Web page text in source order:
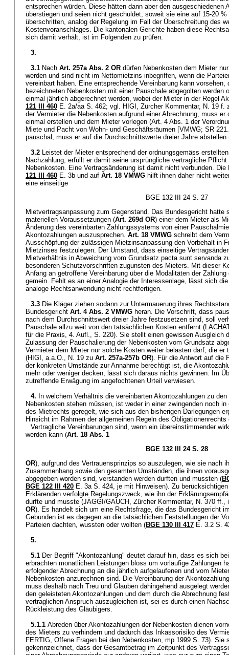
entsprechen würden. Diese hätten dann aber den ausgeschiedenen
überstiegen und seien nicht geschuldet, soweit sie eine auf 15-20
überschritten, analog der Regelung im Fall der Überschreitung des
Kostenvoranschlages. Die kantonalen Gerichte haben diese
sich damit verhält, ist im Folgenden zu prüfen.
3.
3.1 Nach Art. 257a Abs. 2 OR dürfen Nebenkosten dem Mieter
werden und sind nicht im Nettomietzins inbegriffen, wenn die
vereinbart haben. Eine entsprechende Vereinbarung kann
bezeichneten Nebenkosten mit einer Pauschale abgegolten werden
einmal jährlich abgerechnet werden, wobei der Mieter in der Regel
121 III 460 E. 2a/aa S. 462; vgl. HIGI, Zürcher Kommentar, N. 19 f.
der Vermieter die Nebenkosten aufgrund einer Abrechnung, muss
einmal erstellen und dem Mieter vorlegen (Art. 4 Abs. 1 der
Miete und Pacht von Wohn- und Geschäftsräumen [VMWG; SR
pauschal, muss er auf die Durchschnittswerte dreier Jahre abstellen
3.2 Leistet der Mieter entsprechend der ordnungsgemäss
Nachzahlung, erfüllt er damit seine ursprüngliche vertragliche Pflicht
Nebenkosten. Eine Vertragsänderung ist damit nicht verbunden.
121 III 460 E. 3b und auf Art. 18 VMWG hilft ihnen daher nicht
eine einseitige
BGE 132 III 24 S. 27
Mietvertragsanpassung zum Gegenstand. Das Bundesgericht hatte
materiellen Voraussetzungen (Art. 269d OR) einer dem Mieter als
Änderung des vereinbarten Zahlungssystems von einer
Akontozahlungen auszusprechen. Art. 18 VMWG schreibt dem
Ausschöpfung der zulässigen Mietzinsanpassung den Vorbehalt in
Mietzinses festzulegen. Der Umstand, dass einseitige
Mietverhältnis in Abweichung vom Grundsatz pacta sunt servanda
besonderen Schutzvorschriften zugunsten des Mieters. Mit dieser
Anfang an getroffene Vereinbarung über die Modalitäten der
gemein. Fehlt es an einer Analogie der Interessenlage, lässt sich
analoge Rechtsanwendung nicht rechtfertigen.
3.3 Die Kläger ziehen sodann zur Untermauerung ihres
Bundesgericht Art. 4 Abs. 2 VMWG heran. Die Vorschrift, dass
nach dem Durchschnittswert dreier Jahre festzusetzen sind, soll
Pauschale allzu weit von den tatsächlichen Kosten entfernt
für die Praxis, 4. Aufl., S. 220). Sie stellt einen gewissen Ausgleich
Zulassung der Pauschalierung der Nebenkosten vom Grundsatz
Vermieter dem Mieter nur solche Kosten weiter belasten darf, die er
(HIGI, a.a.O., N. 19 zu Art. 257a-257b OR). Für die Antwort auf die
der konkreten Umstände zur Annahme berechtigt ist, die
mehr oder weniger decken, lässt sich daraus nichts gewinnen. Im
zutreffende Erwägung im angefochtenen Urteil verwiesen.
4. In welchem Verhältnis die vereinbarten Akontozahlungen zu
Nebenkosten stehen müssen, ist weder in einer zwingenden noch
des Mietrechts geregelt, wie sich aus den bisherigen Darlegungen
Hinsicht im Rahmen der allgemeinen Regeln des
Vertragliche Vereinbarungen sind, wenn ein übereinstimmender
werden kann (Art. 18 Abs. 1
BGE 132 III 24 S. 28
OR), aufgrund des Vertrauensprinzips so auszulegen, wie sie nach
Zusammenhang sowie den gesamten Umständen, die ihnen
abgegeben worden sind, verstanden werden durften und mussten (
BGE 122 III 420 E. 3a S. 424, je mit Hinweisen). Zu
Erklärenden verfolgte Regelungszweck, wie ihn der
durfte und musste (JÄGGI/GAUCH, Zürcher Kommentar, N. 370
OR). Es handelt sich um eine Rechtsfrage, die das Bundesgericht
Gebunden ist es dagegen an die tatsächlichen Feststellungen der
Parteien dachten, wussten oder wollten (BGE 130 III 417 E. 3.2 S.
5.
5.1 Der Begriff "Akontozahlung" deutet darauf hin, dass es sich
erbrachten monatlichen Leistungen bloss um vorläufige Zahlungen
erfolgender Abrechnung an die jährlich aufgelaufenen und vom
Nebenkosten anzurechnen sind. Die Vereinbarung der
muss deshalb nach Treu und Glauben dahingehend ausgelegt
den geleisteten Akontozahlungen und dem durch die Abrechnung
vertraglichen Anspruch auszugleichen ist, sei es durch einen
Rückleistung des Gläubigers.
5.1.1 Abreden über Akontozahlungen der Nebenkosten dienen
des Mieters zu verhindern und dadurch das Inkassorisiko des
FERTIG, Offene Fragen bei den Nebenkosten, mp 1999 S. 73). Sie
gekennzeichnet, dass der Gesamtbetrag im Zeitpunkt des